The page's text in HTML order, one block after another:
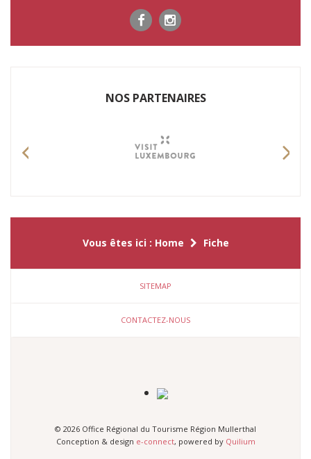
NOS P​ARTENAIRES
Vous êtes ici : Home Fiche
SITEMAP
CONTACTEZ-NOUS
© 2026 Office Régional du Tourisme Région Mullerthal
Conception & design e-connect, powered by Quilium